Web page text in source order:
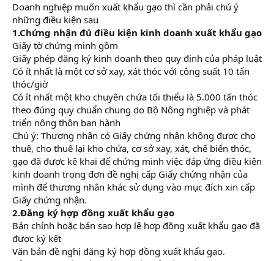
Doanh nghiệp muốn xuất khẩu gạo thì cần phải chú ý
những điều kiện sau
1.Chứng nhận đủ điều kiện kinh doanh xuất khẩu gạo
Giấy tờ chứng minh gồm
Giấy phép đăng ký kinh doanh theo quy định của pháp luật
Có ít nhất là một cơ sở xay, xát thóc với công suất 10 tấn
thóc/giờ
Có ít nhất một kho chuyên chứa tối thiểu là 5.000 tấn thóc
theo đúng quy chuẩn chung do Bộ Nông nghiệp và phát
triển nông thôn ban hành
Chú ý: Thương nhân có Giấy chứng nhận không được cho
thuê, cho thuê lại kho chứa, cơ sở xay, xát, chế biến thóc,
gạo đã được kê khai để chứng minh việc đáp ứng điều kiện
kinh doanh trong đơn đề nghị cấp Giấy chứng nhận của
mình để thương nhân khác sử dụng vào mục đích xin cấp
Giấy chứng nhận.
2.Đăng ký hợp đồng xuất khẩu gạo
Bản chính hoặc bản sao hợp lệ hợp đồng xuất khẩu gạo đã
được ký kết
Văn bản đề nghị đăng ký hợp đồng xuất khẩu gạo.